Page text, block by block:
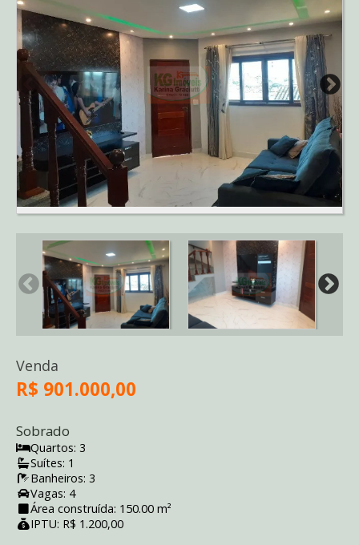
Venda
R$ 901.000,00
Sobrado
Quartos: 3
Suítes: 1
Banheiros: 3
Vagas: 4
Área construída: 150.00 m²
IPTU: R$ 1.200,00